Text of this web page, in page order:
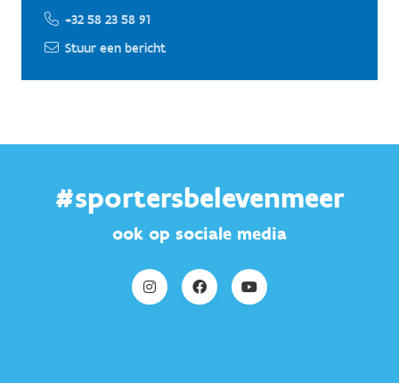
+32 58 23 58 91
Stuur een bericht
#sportersbelevenmeer
ook op sociale media